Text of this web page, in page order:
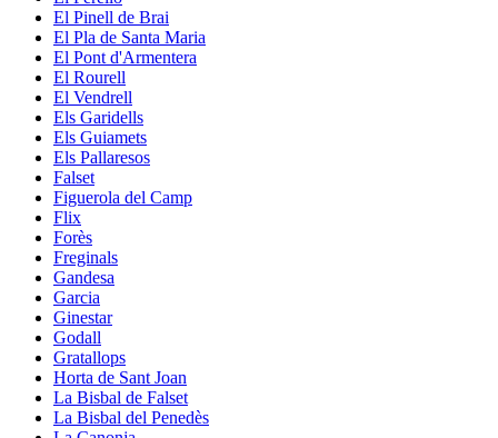
El Pinell de Brai
El Pla de Santa Maria
El Pont d'Armentera
El Rourell
El Vendrell
Els Garidells
Els Guiamets
Els Pallaresos
Falset
Figuerola del Camp
Flix
Forès
Freginals
Gandesa
Garcia
Ginestar
Godall
Gratallops
Horta de Sant Joan
La Bisbal de Falset
La Bisbal del Penedès